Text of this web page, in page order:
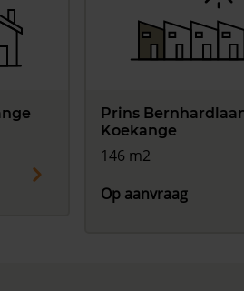
Prins
Koekange
146 m2
Op aanvraag